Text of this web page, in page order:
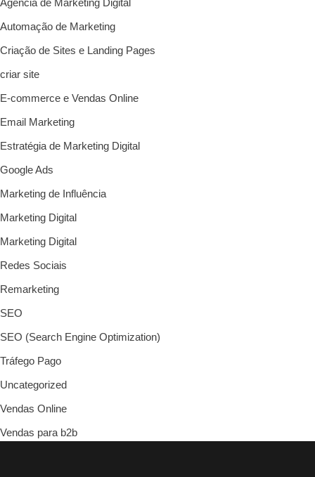
Automação de Marketing
Criação de Sites e Landing Pages
criar site
E-commerce e Vendas Online
Email Marketing
Estratégia de Marketing Digital
Google Ads
Marketing de Influência
Marketing Digital
Marketing Digital
Redes Sociais
Remarketing
SEO
SEO (Search Engine Optimization)
Tráfego Pago
Uncategorized
Vendas Online
Vendas para b2b